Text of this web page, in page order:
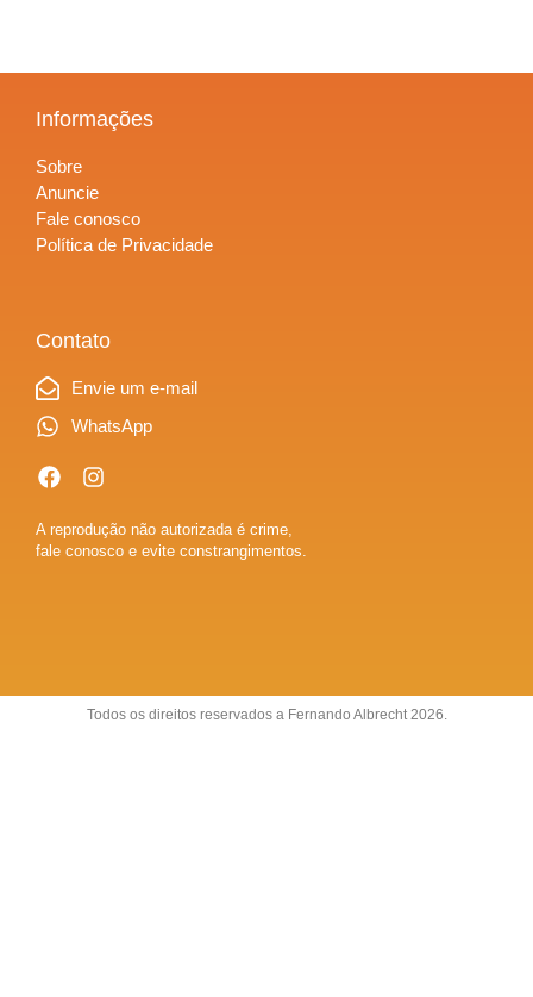
Informações
Sobre
Anuncie
Fale conosco
Política de Privacidade
Contato
Envie um e-mail
WhatsApp
A reprodução não autorizada é crime,
fale conosco e evite constrangimentos.
Todos os direitos reservados a Fernando Albrecht 2026.